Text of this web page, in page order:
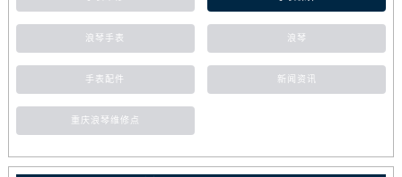
浪琴手表 浪琴
手表配件 新闻资讯
重庆浪琴维修点